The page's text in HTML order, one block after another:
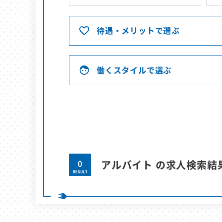
待遇・メリットで選ぶ
働くスタイルで選ぶ
0
RESULT
アルバイト の求人検索結